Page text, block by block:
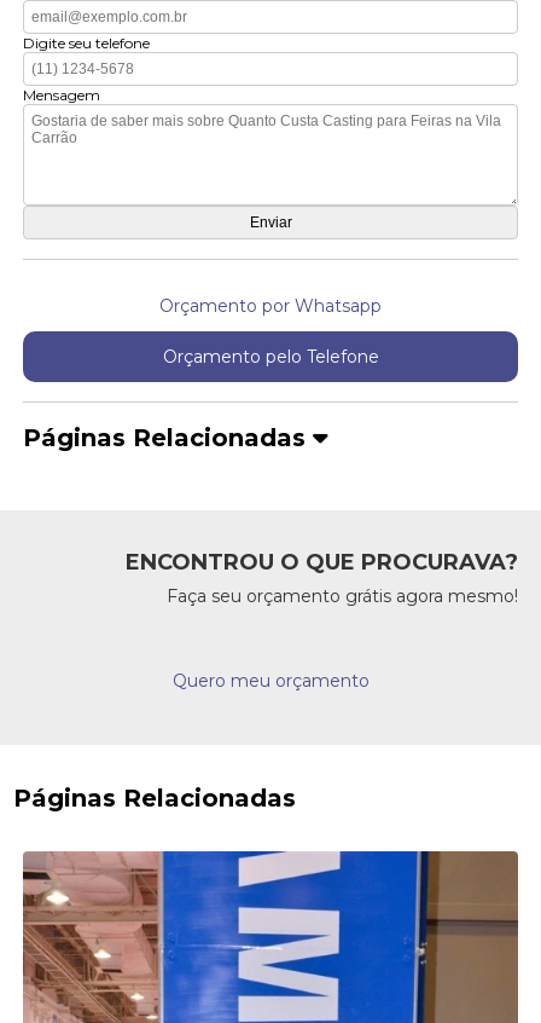
Digite seu telefone
Mensagem
Orçamento por Whatsapp
Orçamento pelo Telefone
Páginas Relacionadas
ENCONTROU O QUE PROCURAVA?
Faça seu orçamento grátis agora mesmo!
Quero meu orçamento
Páginas Relacionadas